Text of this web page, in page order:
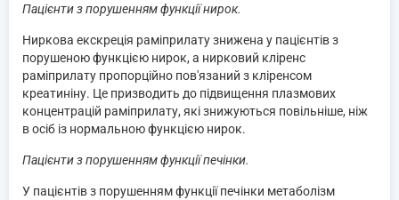
Пацієнти з порушенням функції нирок.
Ниркова екскреція раміприлату знижена у пацієнтів з
порушеною функцією нирок, а нирковий кліренс
раміприлату пропорційно пов'язаний з кліренсом
креатиніну. Це призводить до підвищення плазмових
концентрацій раміприлату, які знижуються повільніше, ніж
в осіб із нормальною функцією нирок.
Пацієнти з порушенням функції печінки.
У пацієнтів з порушенням функції печінки метаболізм